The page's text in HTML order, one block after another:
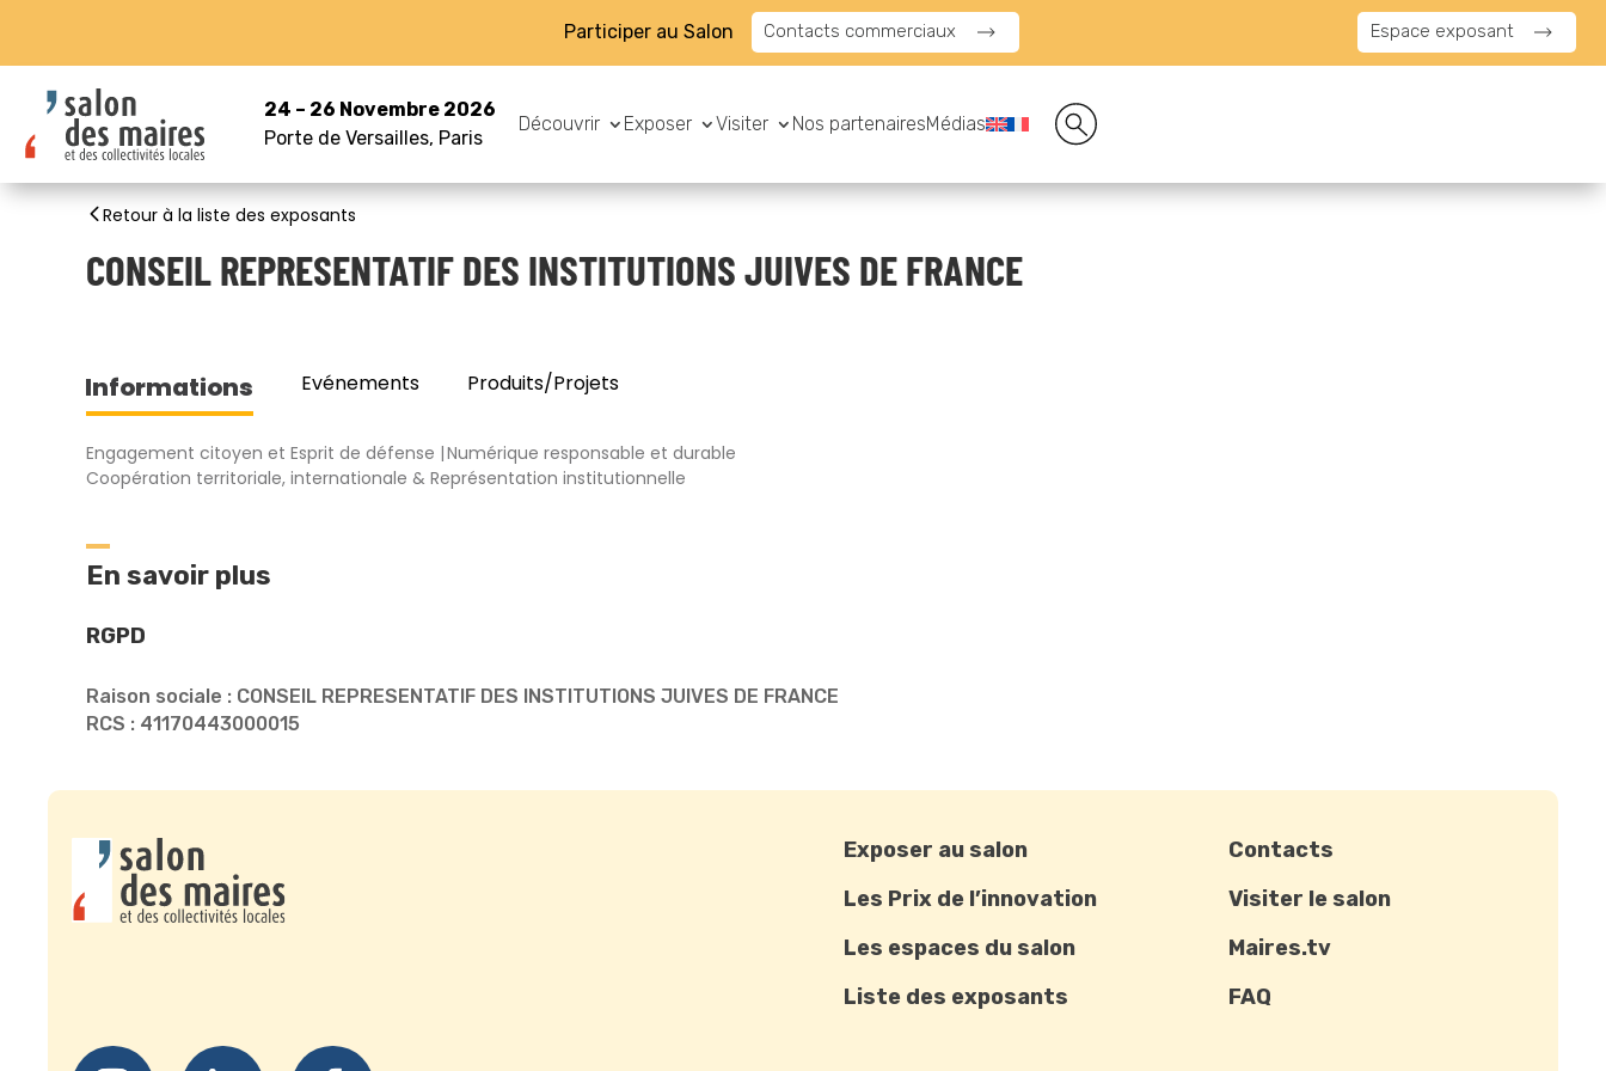
Participer au Salon Contacts commerciaux Espace exposant
24 – 26 Novembre 2026
Porte de Versailles, Paris
Découvrir Exposer Visiter Nos partenairesMédias
Retour à la liste des exposants
CONSEIL REPRESENTATIF DES INSTITUTIONS JUIVES DE FRANCE
Informations Evénements Produits/Projets
Engagement citoyen et Esprit de défense Numérique responsable et durable
Coopération territoriale, internationale & Représentation institutionnelle
En savoir plus
RGPD
Raison sociale : CONSEIL REPRESENTATIF DES INSTITUTIONS JUIVES DE FRANCE
RCS : 41170443000015
Exposer au salon
Les Prix de l’innovation
Les espaces du salon
Liste des exposants
Contacts
Visiter le salon
Maires.tv
FAQ